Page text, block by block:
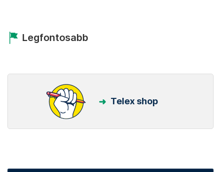
Legfontosabb
Telex shop